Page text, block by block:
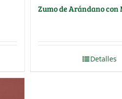
Zumo de Arándano con
Detalles